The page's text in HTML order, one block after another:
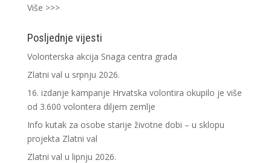
Više >>>
Posljednje vijesti
Volonterska akcija Snaga centra grada
Zlatni val u srpnju 2026.
16. izdanje kampanje Hrvatska volontira okupilo je više
od 3.600 volontera diljem zemlje
Info kutak za osobe starije životne dobi – u sklopu
projekta Zlatni val
Zlatni val u lipnju 2026.